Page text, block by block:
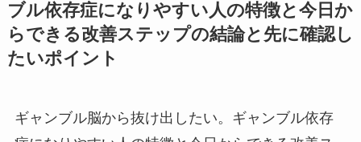
ブル依存症になりやすい人の特徴と今日か
らできる改善ステップの結論と先に確認し
たいポイント
ギャンブル脳から抜け出したい。ギャンブル依存